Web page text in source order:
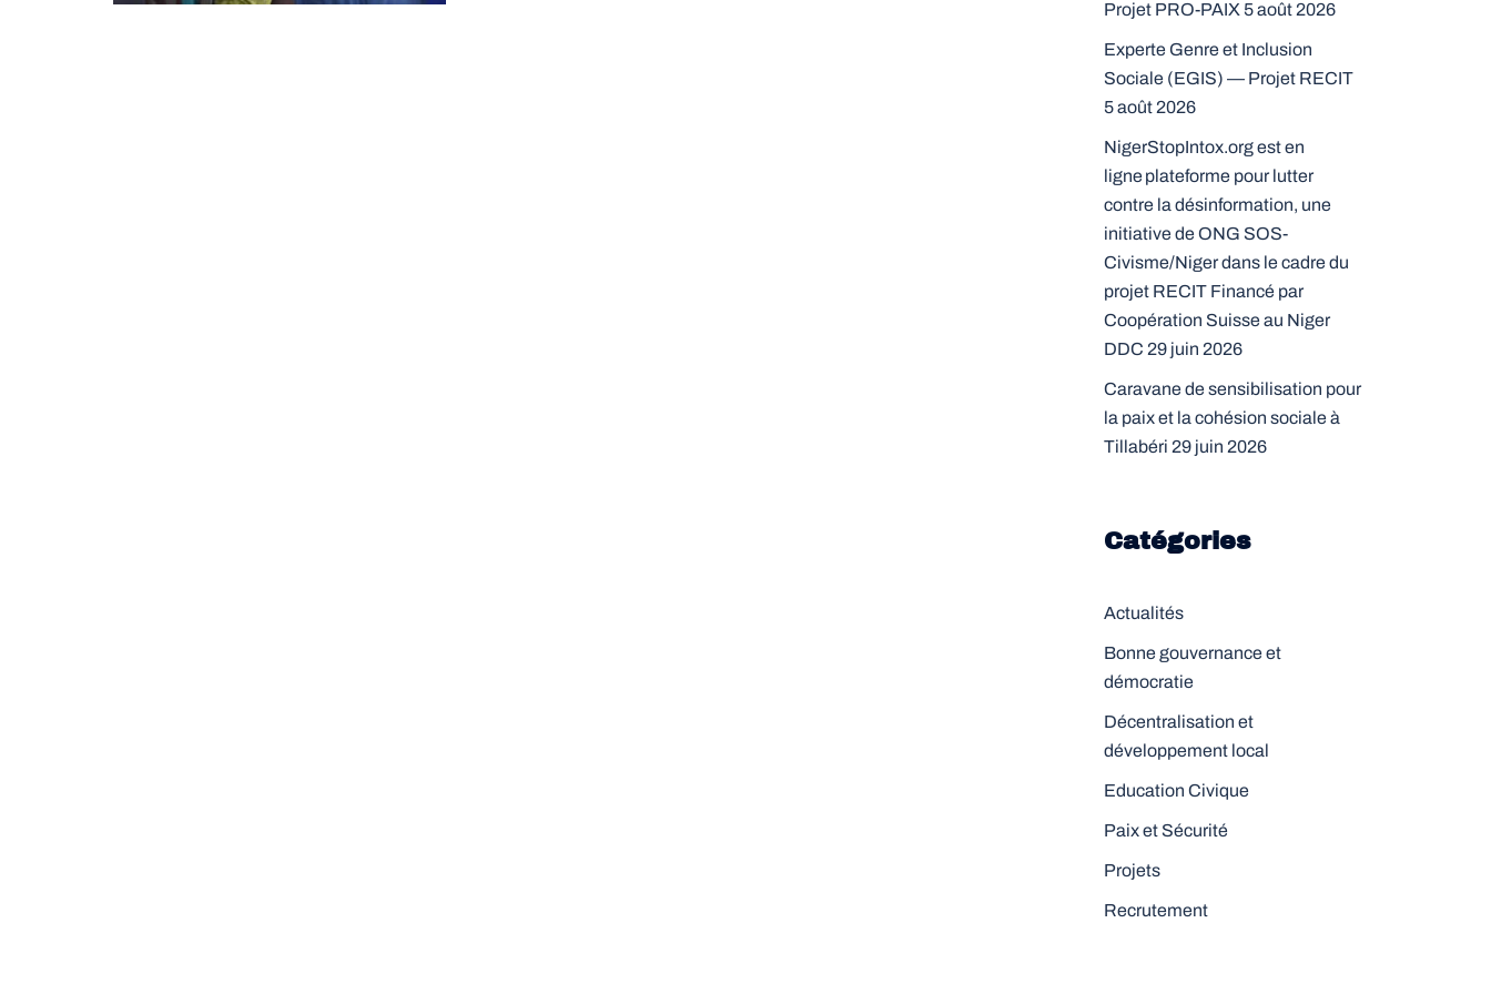
Projet PRO-PAIX 5 août 2026
Experte Genre et Inclusion
Sociale (EGIS) — Projet RECIT
5 août 2026
NigerStopIntox.org est en
ligne plateforme pour lutter
contre la désinformation, une
initiative de ONG SOS-
Civisme/Niger dans le cadre du
projet RECIT Financé par
Coopération Suisse au Niger
DDC 29 juin 2026
Caravane de sensibilisation pour
la paix et la cohésion sociale à
Tillabéri 29 juin 2026
Catégories
Actualités
Bonne gouvernance et
démocratie
Décentralisation et
développement local
Education Civique
Paix et Sécurité
Projets
Recrutement